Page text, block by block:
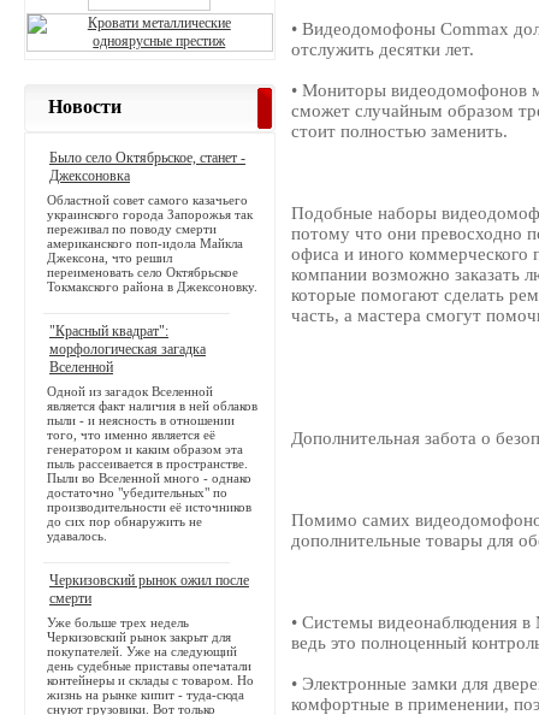
• Видеодомофоны Commax
отслужить десятки лет.
• Мониторы видеодомофонов
сможет случайным образом
стоит полностью заменить.
Подобные наборы
потому что они превосходно
офиса и иного коммерческого
компании возможно заказать
которые помогают сделать
часть, а мастера смогут
Дополнительная забота о
Помимо самих
дополнительные товары для
• Системы видеонаблюдения
ведь это полноценный
• Электронные замки для
комфортные в применении,
Новости
Было село Октябрьское, станет -
Джексоновка
Областной совет самого казачьего
украинского города Запорожья так
переживал по поводу смерти
американского поп-идола Майкла
Джексона, что решил
переименовать село Октябрьское
Токмакского района в Джексоновку.
"Красный квадрат":
морфологическая загадка
Вселенной
Одной из загадок Вселенной
является факт наличия в ней облаков
пыли - и неясность в отношении
того, что именно является её
генератором и каким образом эта
пыль рассеивается в пространстве.
Пыли во Вселенной много - однако
достаточно "убедительных" по
производительности её источников
до сих пор обнаружить не
удавалось.
Черкизовский рынок ожил после
смерти
Уже больше трех недель
Черкизовский рынок закрыт для
покупателей. Уже на следующий
день судебные приставы опечатали
контейнеры и склады с товаром. Но
жизнь на рынке кипит - туда-сюда
снуют грузовики. Вот только